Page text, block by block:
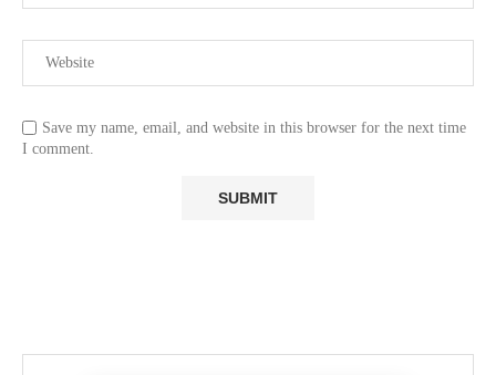
Save my name, email, and website in this browser for the next time
I comment.